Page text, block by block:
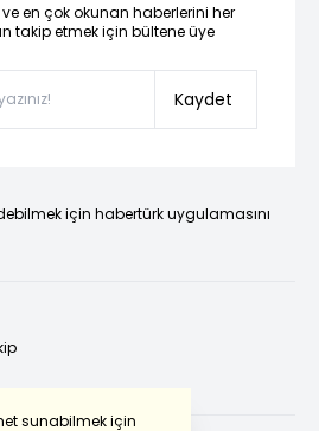
sunabilmek için
en çok okunan haberlerini her
takip etmek için bültene üye
Kaydet
için habertürk uygulamasını